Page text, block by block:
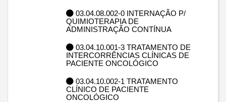
03.04.08.002-0 INTERNAÇÃO P/
QUIMIOTERAPIA DE
ADMINISTRAÇÃO CONTÍNUA
03.04.10.001-3 TRATAMENTO DE
INTERCORRÊNCIAS CLÍNICAS DE
PACIENTE ONCOLÓGICO
03.04.10.002-1 TRATAMENTO
CLÍNICO DE PACIENTE
ONCOLÓGICO